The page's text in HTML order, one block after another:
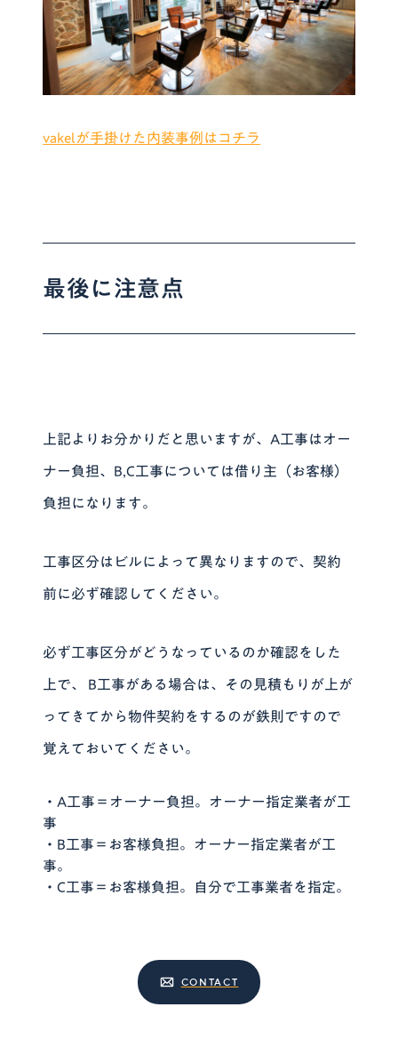
vakelが手掛けた内装事例はコチラ
最後に注意点
上記よりお分かりだと思いますが、A工事はオー
ナー負担、B,C工事については借り主（お客様）
負担になります。
工事区分はビルによって異なりますので、契約
前に必ず確認してください。
必ず工事区分がどうなっているのか確認をした
上で、 B工事がある場合は、その見積もりが上が
ってきてから物件契約をするのが鉄則ですので
覚えておいてください。
・A工事＝オーナー負担。オーナー指定業者が工
事
・B工事＝お客様負担。オーナー指定業者が工
事。
・C工事＝お客様負担。自分で工事業者を指定。
CONTACT